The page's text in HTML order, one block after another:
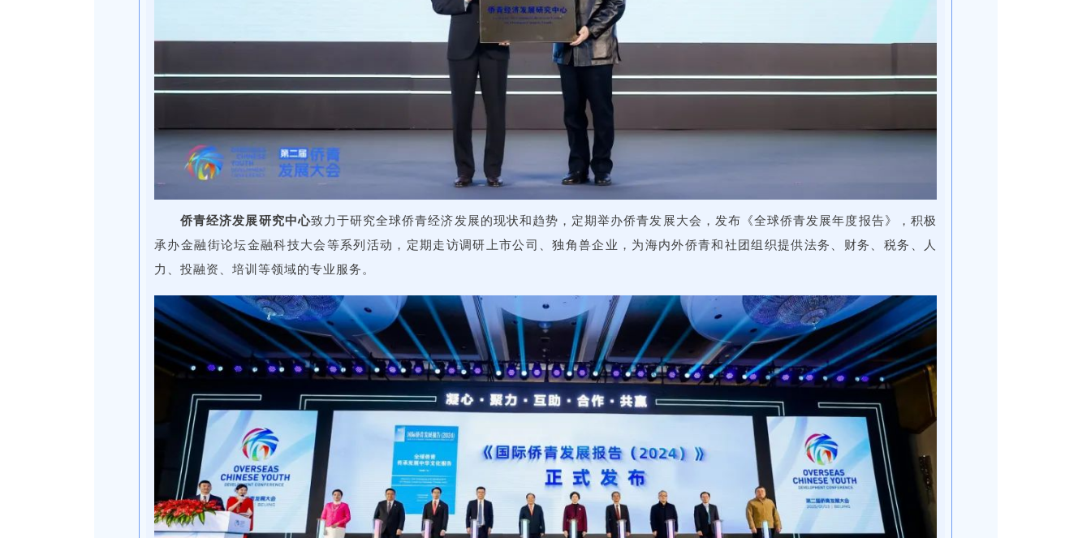
侨青经济发展研究中心致力于研究全球侨青经济发展的现状和趋势，定期举办侨青发展大会，发布《全球侨青发展年度报告》，积极
承办金融街论坛金融科技大会等系列活动，定期走访调研上市公司、独角兽企业，为海内外侨青和社团组织提供法务、财务、税务、人
力、投融资、培训等领域的专业服务。